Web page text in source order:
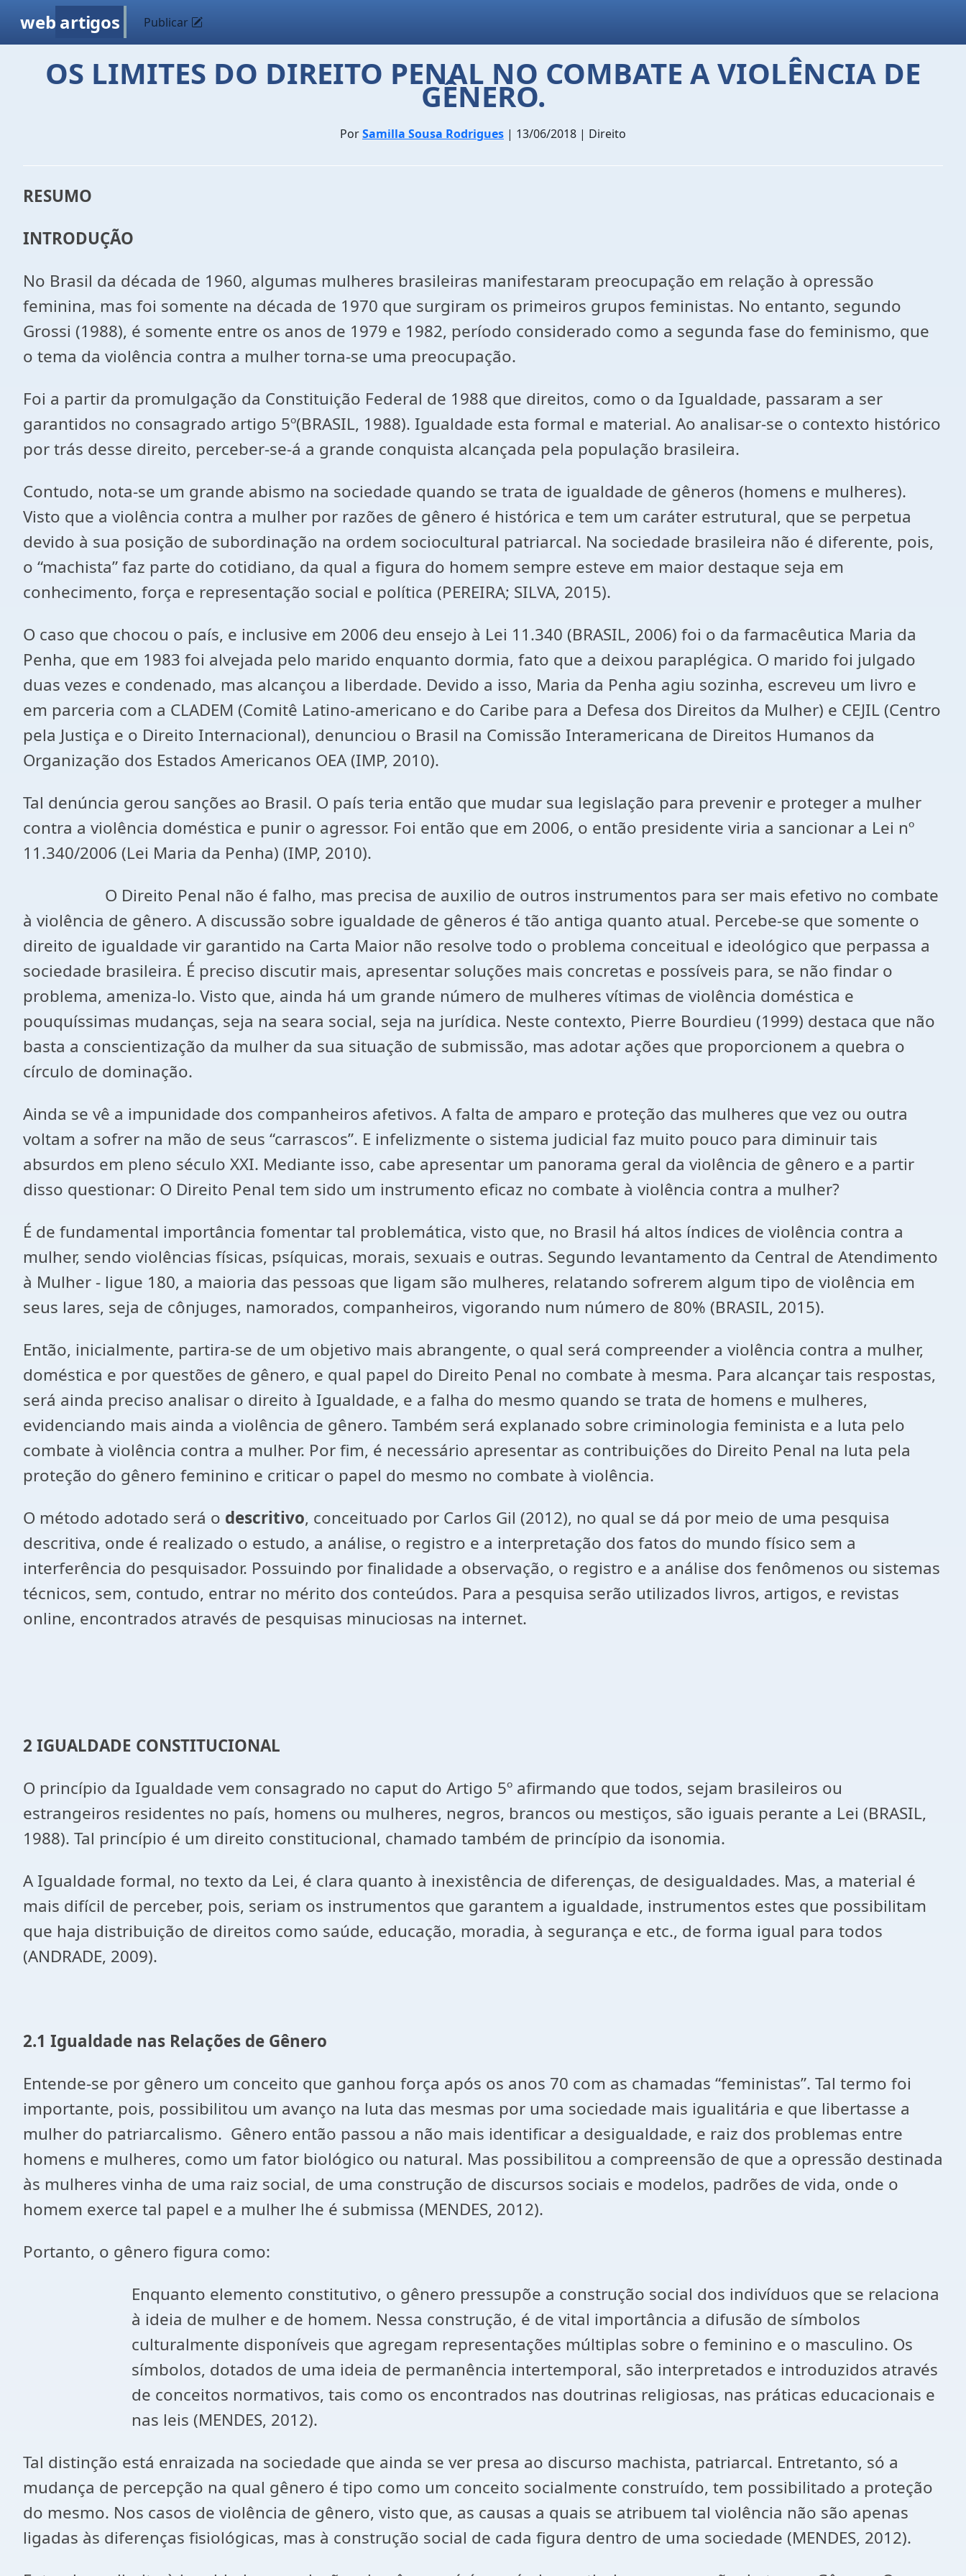
web artigos Publicar
OS LIMITES DO DIREITO PENAL NO COMBATE A VIOLÊNCIA DE
GÊNERO.
PorSamilla Sousa Rodrigues | 13/06/2018 | Direito
RESUMO
INTRODUÇÃO
No Brasil da década de 1960, algumas mulheres brasileiras manifestaram preocupação em relação à opressão
feminina, mas foi somente na década de 1970 que surgiram os primeiros grupos feministas. No entanto, segundo
Grossi (1988), é somente entre os anos de 1979 e 1982, período considerado como a segunda fase do feminismo, que
o tema da violência contra a mulher torna-se uma preocupação.
Foi a partir da promulgação da Constituição Federal de 1988 que direitos, como o da Igualdade, passaram a ser
garantidos no consagrado artigo 5º(BRASIL, 1988). Igualdade esta formal e material. Ao analisar-se o contexto histórico
por trás desse direito, perceber-se-á a grande conquista alcançada pela população brasileira.
Contudo, nota-se um grande abismo na sociedade quando se trata de igualdade de gêneros (homens e mulheres).
Visto que a violência contra a mulher por razões de gênero é histórica e tem um caráter estrutural, que se perpetua
devido à sua posição de subordinação na ordem sociocultural patriarcal. Na sociedade brasileira não é diferente, pois,
o “machista” faz parte do cotidiano, da qual a figura do homem sempre esteve em maior destaque seja em
conhecimento, força e representação social e política (PEREIRA; SILVA, 2015).
O caso que chocou o país, e inclusive em 2006 deu ensejo à Lei 11.340 (BRASIL, 2006) foi o da farmacêutica Maria da
Penha, que em 1983 foi alvejada pelo marido enquanto dormia, fato que a deixou paraplégica. O marido foi julgado
duas vezes e condenado, mas alcançou a liberdade. Devido a isso, Maria da Penha agiu sozinha, escreveu um livro e
em parceria com a CLADEM (Comitê Latino-americano e do Caribe para a Defesa dos Direitos da Mulher) e CEJIL (Centro
pela Justiça e o Direito Internacional), denunciou o Brasil na Comissão Interamericana de Direitos Humanos da
Organização dos Estados Americanos OEA (IMP, 2010).
Tal denúncia gerou sanções ao Brasil. O país teria então que mudar sua legislação para prevenir e proteger a mulher
contra a violência doméstica e punir o agressor. Foi então que em 2006, o então presidente viria a sancionar a Lei nº
11.340/2006 (Lei Maria da Penha) (IMP, 2010).
O Direito Penal não é falho, mas precisa de auxilio de outros instrumentos para ser mais efetivo no combate
à violência de gênero. A discussão sobre igualdade de gêneros é tão antiga quanto atual. Percebe-se que somente o
direito de igualdade vir garantido na Carta Maior não resolve todo o problema conceitual e ideológico que perpassa a
sociedade brasileira. É preciso discutir mais, apresentar soluções mais concretas e possíveis para, se não findar o
problema, ameniza-lo. Visto que, ainda há um grande número de mulheres vítimas de violência doméstica e
pouquíssimas mudanças, seja na seara social, seja na jurídica. Neste contexto, Pierre Bourdieu (1999) destaca que não
basta a conscientização da mulher da sua situação de submissão, mas adotar ações que proporcionem a quebra o
círculo de dominação.
Ainda se vê a impunidade dos companheiros afetivos. A falta de amparo e proteção das mulheres que vez ou outra
voltam a sofrer na mão de seus “carrascos”. E infelizmente o sistema judicial faz muito pouco para diminuir tais
absurdos em pleno século XXI. Mediante isso, cabe apresentar um panorama geral da violência de gênero e a partir
disso questionar: O Direito Penal tem sido um instrumento eficaz no combate à violência contra a mulher?
É de fundamental importância fomentar tal problemática, visto que, no Brasil há altos índices de violência contra a
mulher, sendo violências físicas, psíquicas, morais, sexuais e outras. Segundo levantamento da Central de Atendimento
à Mulher - ligue 180, a maioria das pessoas que ligam são mulheres, relatando sofrerem algum tipo de violência em
seus lares, seja de cônjuges, namorados, companheiros, vigorando num número de 80% (BRASIL, 2015).
Então, inicialmente, partira-se de um objetivo mais abrangente, o qual será compreender a violência contra a mulher,
doméstica e por questões de gênero, e qual papel do Direito Penal no combate à mesma. Para alcançar tais respostas,
será ainda preciso analisar o direito à Igualdade, e a falha do mesmo quando se trata de homens e mulheres,
evidenciando mais ainda a violência de gênero. Também será explanado sobre criminologia feminista e a luta pelo
combate à violência contra a mulher. Por fim, é necessário apresentar as contribuições do Direito Penal na luta pela
proteção do gênero feminino e criticar o papel do mesmo no combate à violência.
O método adotado será o descritivo, conceituado por Carlos Gil (2012), no qual se dá por meio de uma pesquisa
descritiva, onde é realizado o estudo, a análise, o registro e a interpretação dos fatos do mundo físico sem a
interferência do pesquisador. Possuindo por finalidade a observação, o registro e a análise dos fenômenos ou sistemas
técnicos, sem, contudo, entrar no mérito dos conteúdos. Para a pesquisa serão utilizados livros, artigos, e revistas
online, encontrados através de pesquisas minuciosas na internet.
2 IGUALDADE CONSTITUCIONAL
O princípio da Igualdade vem consagrado no caput do Artigo 5º afirmando que todos, sejam brasileiros ou
estrangeiros residentes no país, homens ou mulheres, negros, brancos ou mestiços, são iguais perante a Lei (BRASIL,
1988). Tal princípio é um direito constitucional, chamado também de princípio da isonomia.
A Igualdade formal, no texto da Lei, é clara quanto à inexistência de diferenças, de desigualdades. Mas, a material é
mais difícil de perceber, pois, seriam os instrumentos que garantem a igualdade, instrumentos estes que possibilitam
que haja distribuição de direitos como saúde, educação, moradia, à segurança e etc., de forma igual para todos
(ANDRADE, 2009).
2.1 Igualdade nas Relações de Gênero
Entende-se por gênero um conceito que ganhou força após os anos 70 com as chamadas “feministas”. Tal termo foi
importante, pois, possibilitou um avanço na luta das mesmas por uma sociedade mais igualitária e que libertasse a
mulher do patriarcalismo. Gênero então passou a não mais identificar a desigualdade, e raiz dos problemas entre
homens e mulheres, como um fator biológico ou natural. Mas possibilitou a compreensão de que a opressão destinada
às mulheres vinha de uma raiz social, de uma construção de discursos sociais e modelos, padrões de vida, onde o
homem exerce tal papel e a mulher lhe é submissa (MENDES, 2012).
Portanto, o gênero figura como:
Enquanto elemento constitutivo, o gênero pressupõe a construção social dos indivíduos que se relaciona
à ideia de mulher e de homem. Nessa construção, é de vital importância a difusão de símbolos
culturalmente disponíveis que agregam representações múltiplas sobre o feminino e o masculino. Os
símbolos, dotados de uma ideia de permanência intertemporal, são interpretados e introduzidos através
de conceitos normativos, tais como os encontrados nas doutrinas religiosas, nas práticas educacionais e
nas leis (MENDES, 2012).
Tal distinção está enraizada na sociedade que ainda se ver presa ao discurso machista, patriarcal. Entretanto, só a
mudança de percepção na qual gênero é tipo como um conceito socialmente construído, tem possibilitado a proteção
do mesmo. Nos casos de violência de gênero, visto que, as causas a quais se atribuem tal violência não são apenas
ligadas às diferenças fisiológicas, mas à construção social de cada figura dentro de uma sociedade (MENDES, 2012).